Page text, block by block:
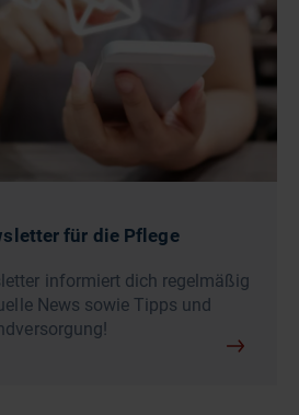
für die Pflege
informiert dich regelmäßig
News sowie Tipps und